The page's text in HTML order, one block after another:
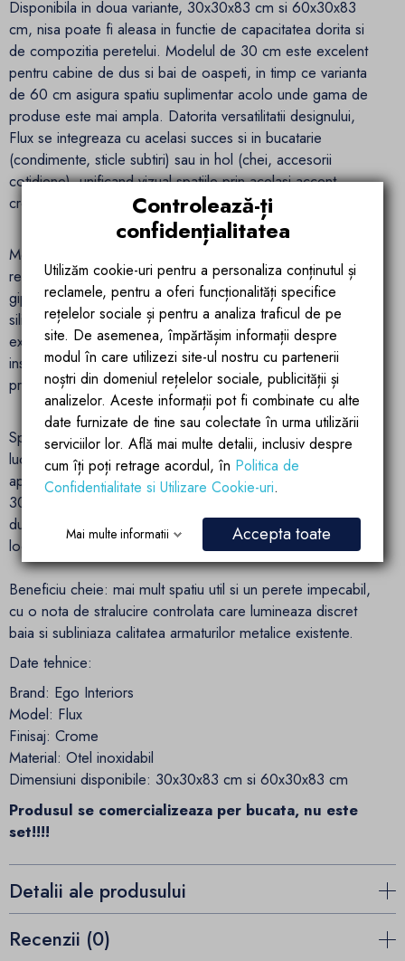
Disponibila in doua variante, 30x30x83 cm si 60x30x83
cm, nisa poate fi aleasa in functie de capacitatea dorita si
de compozitia peretelui. Modelul de 30 cm este excelent
pentru cabine de dus si bai de oaspeti, in timp ce varianta
de 60 cm asigura spatiu suplimentar acolo unde gama de
produse este mai ampla. Datorita versatilitatii designului,
Flux se integreaza cu acelasi succes si in bucatarie
(condimente, sticle subtiri) sau in hol (chei, accesorii
cotidiene), unificand vizual spatiile prin acelasi accent
cromat.
Montajul corect este esential pentru performanta in timp. Se
recomanda planificarea golului in zidarie sau in structura de
gips-carton, hidroizolarea atenta a conturului si etansarea cu
silicon sanitar in zonele sensibile. O panta minima spre
exterior ajuta la evacuarea rapida a picaturilor. Odata
instalata, nisa se comporta waterproof si anticoroziv, fiind
proiectata pentru contact frecvent cu apa si abur.
Specificatii esentiale: material otel inoxidabil; finisaj Crom
lucios; instalare incastrata la fata cu placarea; rezistenta la
apa si coroziune; intretinere facila; dimensiuni disponibile
30x30x83 cm sau 60x30x83 cm; utilizare recomandata in
dus, langa cada sau lavoar, dar și in spatii conexe ale
locuintei.
Beneficiu cheie: mai mult spatiu util si un perete impecabil,
cu o nota de stralucire controlata care lumineaza discret
baia si subliniaza calitatea armaturilor metalice existente.
Date tehnice:
Brand: Ego Interiors
Model: Flux
Finisaj: Crome
Material: Otel inoxidabil
Dimensiuni disponibile: 30x30x83 cm si 60x30x83 cm
Produsul se comercializeaza per bucata, nu este
set!!!!
Detalii ale produsului
Recenzii (0)
Controlează-ți
confidențialitatea
Utilizăm cookie-uri pentru a personaliza conținutul și
reclamele, pentru a oferi funcționalități specifice
rețelelor sociale și pentru a analiza traficul de pe
site. De asemenea, împărtășim informații despre
modul în care utilizezi site-ul nostru cu partenerii
noștri din domeniul rețelelor sociale, publicității și
analizelor. Aceste informații pot fi combinate cu alte
date furnizate de tine sau colectate în urma utilizării
serviciilor lor. Află mai multe detalii, inclusiv despre
cum îți poți retrage acordul, în Politica de
Confidentialitate si Utilizare Cookie-uri.
Mai multe informatii Accepta toate